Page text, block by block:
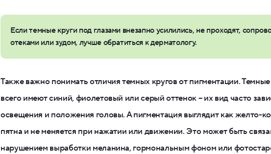
Если темные круги под глазами внезапно усилились, не проходят,
отеками или зудом, лучше обратиться к дерматологу.
Также важно понимать отличия темных кругов от пигментации.
всего имеют синий, фиолетовый или серый оттенок – их вид часто
освещения и положения головы. А пигментация выглядит как желто-
пятна и не меняется при нажатии или движении. Это может быть
нарушением выработки меланина, гормональным фоном или